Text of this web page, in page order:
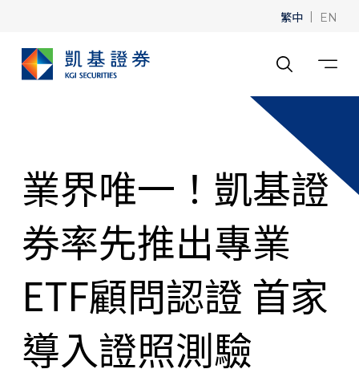
繁中 | EN
業界唯一！凱基證
券率先推出專業
ETF顧問認證 首家
導入證照測驗